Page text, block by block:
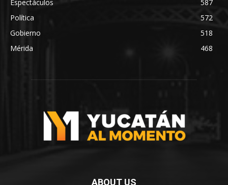
Espectáculos
587
Política
572
Gobierno
518
Mérida
468
ABOUT US